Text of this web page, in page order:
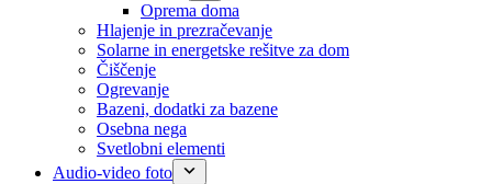
Oprema doma
Hlajenje in prezračevanje
Solarne in energetske rešitve za dom
Čiščenje
Ogrevanje
Bazeni, dodatki za bazene
Osebna nega
Svetlobni elementi
Audio-video foto